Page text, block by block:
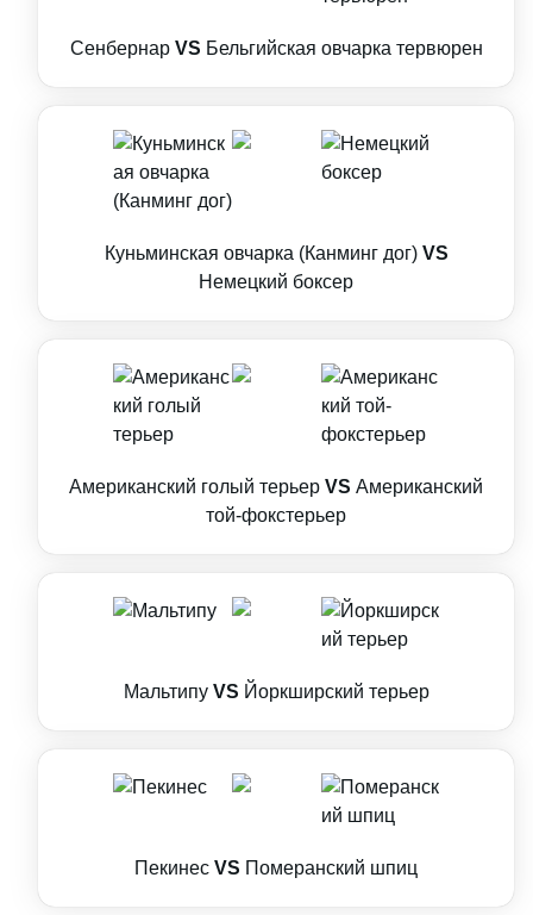
Сенбернар VS Бельгийская овчарка тервюрен
Куньминская овчарка (Канминг дог) VS
Немецкий боксер
Американский голый терьер VS Американский
той-фокстерьер
Мальтипу VS Йоркширский терьер
Пекинес VS Померанский шпиц